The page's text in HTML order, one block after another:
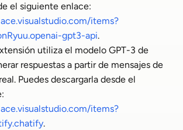
el siguiente enlace:
items?
gpt3-api.
utiliza el modelo GPT-3 de
respuestas a partir de mensajes de
Puedes descargarla desde el
items?
.